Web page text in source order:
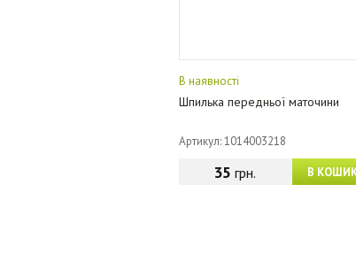
В наявності
Шпилька передньої маточини
Артикул: 1014003218
В
35 грн.